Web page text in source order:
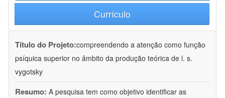
Currículo
Título do Projeto:compreendendo a atenção como função
psíquica superior no âmbito da produção teórica de l. s.
vygotsky
Resumo: A pesquisa tem como objetivo identificar as